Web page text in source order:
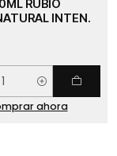
RUBIO
INTEN.
ahora